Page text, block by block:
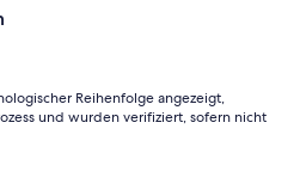
Reihenfolge angezeigt,
und wurden verifiziert, sofern nicht